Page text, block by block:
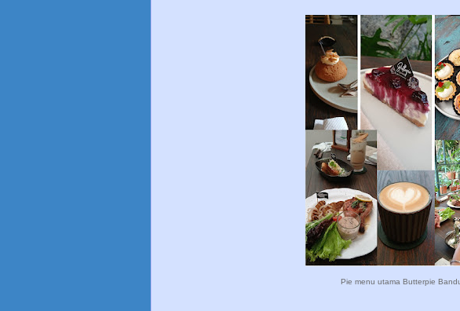
Pie menu utama Butterpie